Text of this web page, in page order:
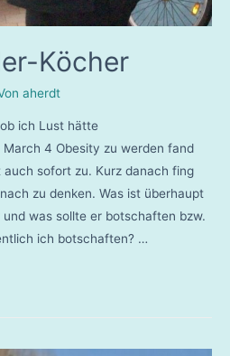
Köcher
aherdt
ich Lust hätte
4 Obesity zu werden fand
sofort zu. Kurz danach fing
zu denken. Was ist überhaupt
was sollte er botschaften bzw.
ich botschaften? …